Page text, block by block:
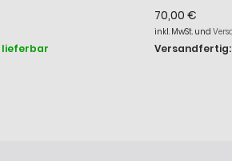
lieferbar
Kunststoff-
70,00 €
inkl. MwSt. und
Versandfertig: